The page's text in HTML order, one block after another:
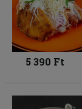
5 390 Ft